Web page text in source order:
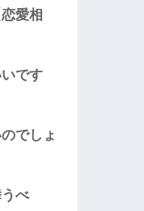
愛相
です
でしょ
べ